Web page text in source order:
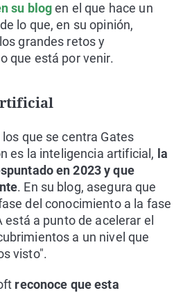
su blogen el que hace un
lo que, en su opinión,
grandes retos y
que está por venir.
que se centra Gates
es la inteligencia artificial, la
en 2023 y que
. En su blog, asegura que
del conocimiento a la fase
está a punto de acelerar el
a un nivel que
visto".
reconoce que esta